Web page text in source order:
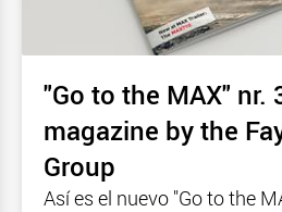
"Go to the MAX" nr.
magazine by the
Group
Así es el nuevo "Go to the